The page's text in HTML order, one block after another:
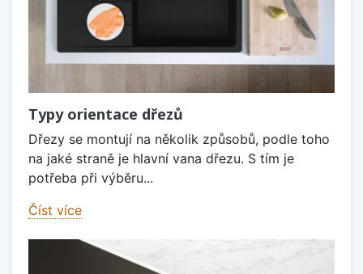
Typy orientace dřezů
Dřezy se montují na několik způsobů, podle toho
na jaké straně je hlavní vana dřezu. S tím je
potřeba při výběru...
Číst více